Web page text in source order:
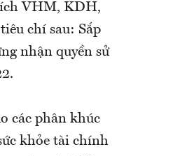
VHM, KDH,
chí sau: Sắp
nhận quyền sử
các phân khúc
khỏe tài chính